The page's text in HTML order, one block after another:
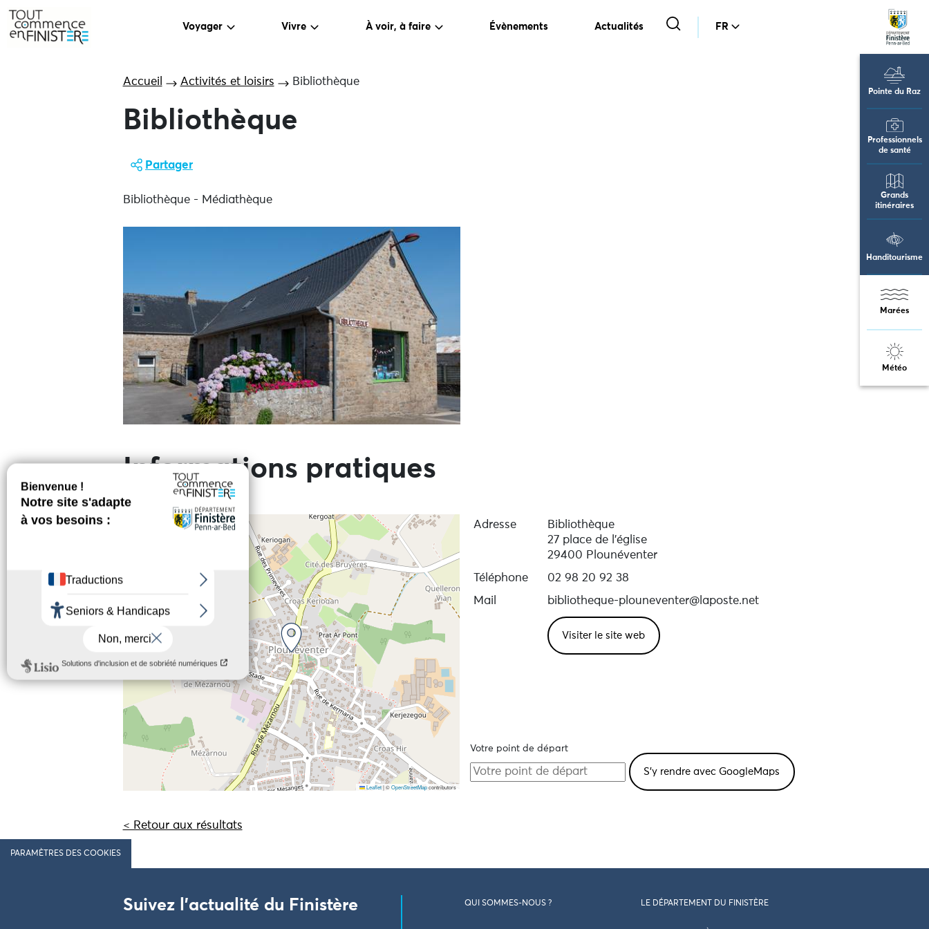
Voyager Vivre À voir, à faire Évènements Actualités FR
Pointe du Raz
Professionnels
de santé
Grands
itinéraires
Handitourisme
Marées
Météo
Accueil Activités et loisirs Bibliothèque
Bibliothèque
Partager
Bibliothèque - Médiathèque
Informations pratiques
Leaflet |©OpenStreetMapcontributors
Adresse
Bibliothèque
27 place de l'église
29400 Plounéventer
Téléphone
02 98 20 92 38
Mail
bibliotheque-plouneventer@laposte.net
Visiter le site web
Votre point de départ
< Retour aux résultats
PARAMÈTRES DES COOKIES
Suivez l'actualité du Finistère QUI SOMMES-NOUS ? LE DÉPARTEMENT DU FINISTÈRE